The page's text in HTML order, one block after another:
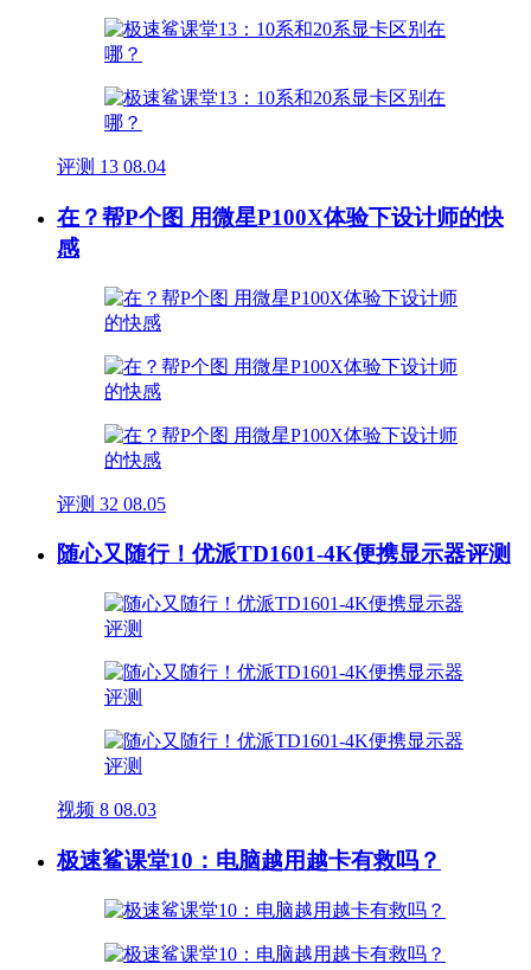
评测 13 08.04
在？帮P个图 用微星P100X体验下设计师的快
感
评测 32 08.05
随心又随行！优派TD1601-4K便携显示器评测
视频 8 08.03
极速鲨课堂10：电脑越用越卡有救吗？